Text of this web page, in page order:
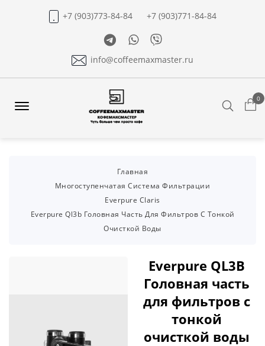
+7 (903)773-84-84
+7 (903)771-84-84
TelegramWhatsapp
Viber
info@coffeemaxmaster.ru
0
Главная
Многоступенчатая Система Фильтрации
Everpure Claris
Everpure Ql3b Головная Часть Для Фильтров С Тонкой
Очисткой Воды
Everpure QL3B
Головная часть
для фильтров с
тонкой
очисткой воды